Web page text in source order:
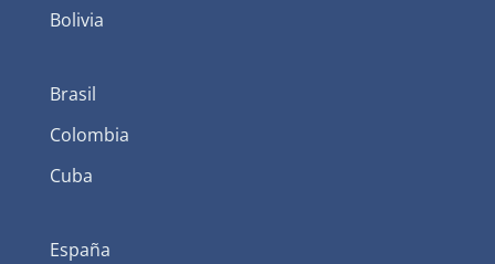
Bolivia
Brasil
Colombia
Cuba
España